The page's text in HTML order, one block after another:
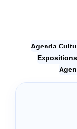
Agenda